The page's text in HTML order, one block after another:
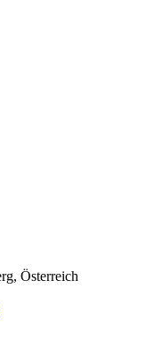
Österreich